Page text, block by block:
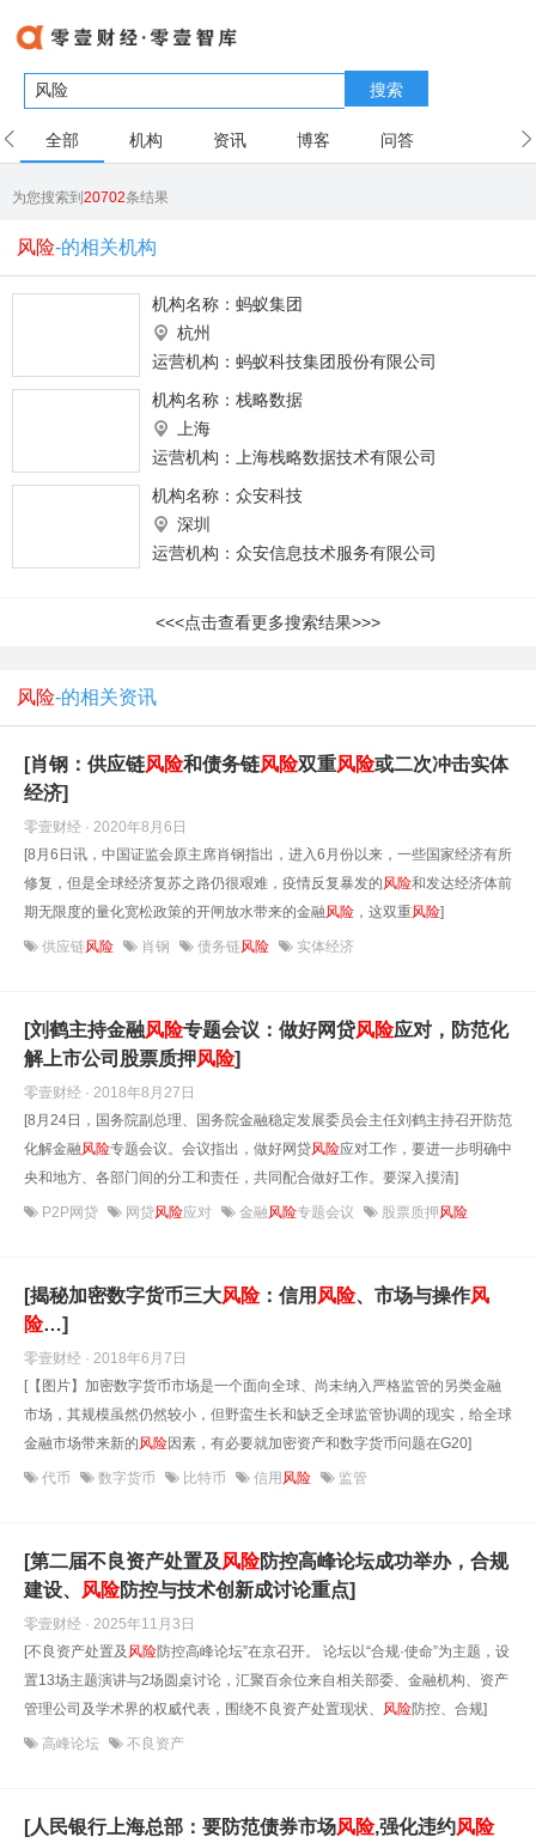
搜索
全部 机构 资讯 博客 问答
为您搜索到20702条结果
风险-的相关机构
机构名称： 蚂蚁集团
杭州
运营机构：蚂蚁科技集团股份有限公司
机构名称： 栈略数据
上海
运营机构：上海栈略数据技术有限公司
机构名称： 众安科技
深圳
运营机构：众安信息技术服务有限公司
<<<点击查看更多搜索结果>>>
风险-的相关资讯
[肖钢：供应链风险和债务链风险双重风险或二次冲击实体
经济]
零壹财经 · 2020年8月6日
[8月6日讯，中国证监会原主席肖钢指出，进入6月份以来，一些国家经济有所
修复，但是全球经济复苏之路仍很艰难，疫情反复暴发的风险和发达经济体前
期无限度的量化宽松政策的开闸放水带来的金融风险 ，这双重风险]
供应链风险 肖钢 债务链风险 实体经济
[刘鹤主持金融风险专题会议：做好网贷风险应对，防范化
解上市公司股票质押风险]
零壹财经 · 2018年8月27日
[8月24日，国务院副总理、国务院金融稳定发展委员会主任刘鹤主持召开防范
化解金融风险专题会议。会议指出，做好网贷风险应对工作，要进一步明确中
央和地方、各部门间的分工和责任，共同配合做好工作。要深入摸清]
P2P网贷 网贷风险应对 金融风险专题会议 股票质押风险
[揭秘加密数字货币三大风险：信用 风险、市场与操作风
险…]
零壹财经 · 2018年6月7日
[【图片】加密数字货币市场是一个面向全球、尚未纳入严格监管的另类金融
市场，其规模虽然仍然较小，但野蛮生长和缺乏全球监管协调的现实，给全球
金融市场带来新的风险因素，有必要就加密资产和数字货币问题在G20]
代币 数字货币 比特币 信用风险 监管
[第二届不良资产处置及 风险防控高峰论坛成功举办，合规
建设、
风险防控与技术创新成讨论重点]
零壹财经 · 2025年11月3日
[不良资产处置及 风险防控高峰论坛”在京召开。 论坛以“合规·使命”为主题，设
置13场主题演讲与2场圆桌讨论，汇聚百余位来自相关部委、金融机构、资产
管理公司及学术界的权威代表，围绕不良资产处置现状、 风险防控、合规]
高峰论坛 不良资产
[人民银行上海总部：要防范债券市场风险,强化违约风险